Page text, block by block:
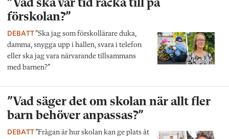
”Vad ska vår tid räcka till på
förskolan?”
DEBATT”Ska jag som förskollärare duka,
damma, snygga upp i hallen, svara i telefon
eller ska jag vara närvarande tillsammans
med barnen?”
”Vad säger det om skolan när allt fler
barn behöver anpassas?”
DEBATT”Frågan är hur skolan kan ge plats åt